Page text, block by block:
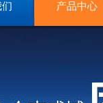
产品中心